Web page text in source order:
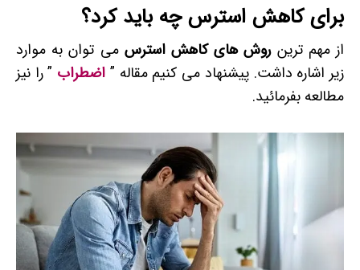
برای کاهش استرس چه باید کرد؟
از مهم ترین روش های کاهش استرس می توان به موارد
زیر اشاره داشت. پیشنهاد می کنیم مقاله ” اضطراب ” را نیز
مطالعه بفرمائید.